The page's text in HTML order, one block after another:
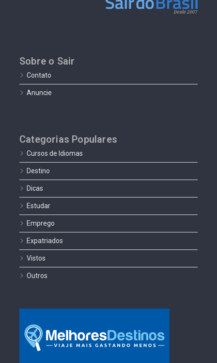
Sobre o Sair
Contato
Anuncie
Categorias Populares
Cursos de Idiomas
Destino
Dicas
Estudar
Emprego
Expatriados
Vistos
Outros